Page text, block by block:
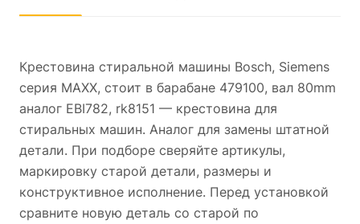
Крестовина стиральной машины Bosch, Siemens
серия MAXX, стоит в барабане 479100, вал 80mm
аналог EBI782, rk8151 — крестовина для
стиральных машин. Аналог для замены штатной
детали. При подборе сверяйте артикулы,
маркировку старой детали, размеры и
конструктивное исполнение. Перед установкой
сравните новую деталь со старой по